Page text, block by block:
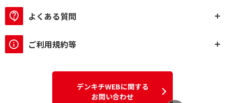
よくある質問
ご利用規約等
デンキチWEBに関する
お問い合わせ